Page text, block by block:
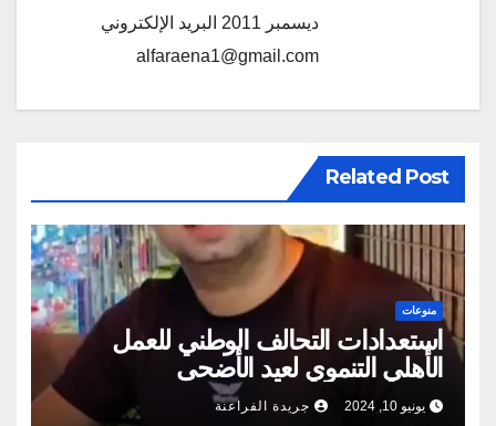
ديسمبر 2011 البريد الإلكتروني
alfaraena1@gmail.com
Related Post
منوعات
استعدادات التحالف الوطني للعمل
الأهلي التنموي لعيد الأضحى
يونيو 10, 2024 جريدة الفراعنة